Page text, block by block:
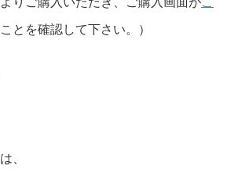
とを確認して下さい。）
、